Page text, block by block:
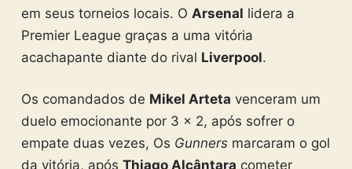
em seus torneios locais. O Arsenal lidera a
Premier League graças a uma vitória
acachapante diante do rival Liverpool.
Os comandados de Mikel Arteta venceram um
duelo emocionante por 3 x 2, após sofrer o
empate duas vezes, Os Gunnersmarcaram o gol
da vitória, após Thiago Alcântara cometer